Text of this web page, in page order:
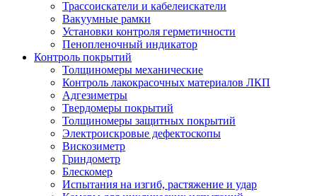
Трассоискатели и кабелеискатели
Вакуумные рамки
Установки контроля герметичности
Пенопленочный индикатор
Контроль покрытий
Толщиномеры механические
Контроль лакокрасочных материалов ЛКП
Адгезиметры
Твердомеры покрытий
Толщиномеры защитных покрытий
Электроискровые дефектоскопы
Вискозиметр
Гриндометр
Блескомер
Испытания на изгиб, растяжение и удар